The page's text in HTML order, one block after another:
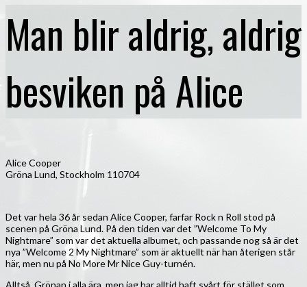
Man blir aldrig, aldrig
besviken på Alice
Alice Cooper
Gröna Lund, Stockholm 110704
Det var hela 36 år sedan Alice Cooper, farfar Rock n Roll stod på
scenen på Gröna Lund. På den tiden var det ”Welcome To My
Nightmare” som var det aktuella albumet, och passande nog så är det
nya ”Welcome 2 My Nightmare” som är aktuellt när han återigen står
här, men nu på No More Mr Nice Guy-turnén.